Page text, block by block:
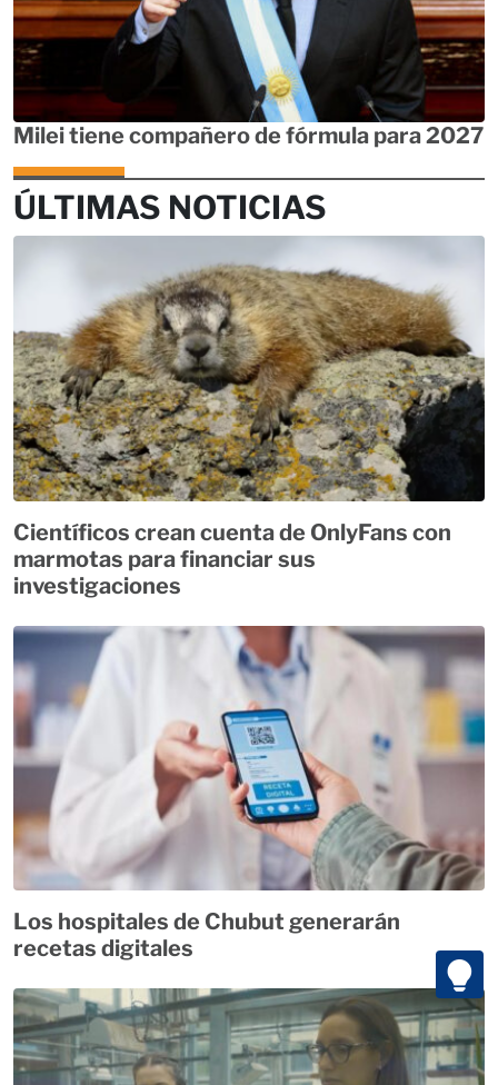
Milei tiene compañero de fórmula para 2027
ÚLTIMAS NOTICIAS
Científicos crean cuenta de OnlyFans con
marmotas para financiar sus
investigaciones
Los hospitales de Chubut generarán
recetas digitales